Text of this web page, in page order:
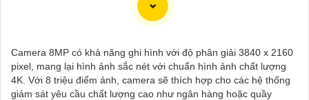
Camera Wifi 360 Ngoài Trời là một option vô cùng tốt giúp đảm
an ninh cho không gian của bạn một cách hiệu quả, đặc biệt là
góc nhìn toàn cảnh giúp bạn theo dõi mọi hoạt động xảy ra tại
khu vực giám sát dễ dàng với các chi tiết trong khung hình sẽ
được thể hiện rõ ràng.
Camera 8MP có khả năng ghi hình với độ phân giải 3840 x 2160
pixel, mang lại hình ảnh sắc nét với chuẩn hình ảnh chất lượng
4K. Với 8 triệu điểm ảnh, camera sẽ thích hợp cho các hệ thống
giám sát yêu cầu chất lượng cao như ngân hàng hoặc quầy